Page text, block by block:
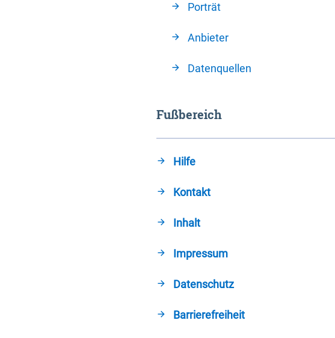
Porträt
Anbieter
Datenquellen
Fußbereich
Hilfe
Kontakt
Inhalt
Impressum
Datenschutz
Barrierefreiheit